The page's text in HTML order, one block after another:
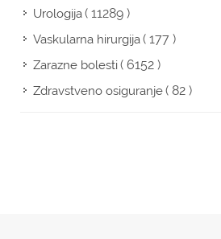
Urologija( 11289 )
Vaskularna hirurgija( 177 )
Zarazne bolesti( 6152 )
Zdravstveno osiguranje( 82 )